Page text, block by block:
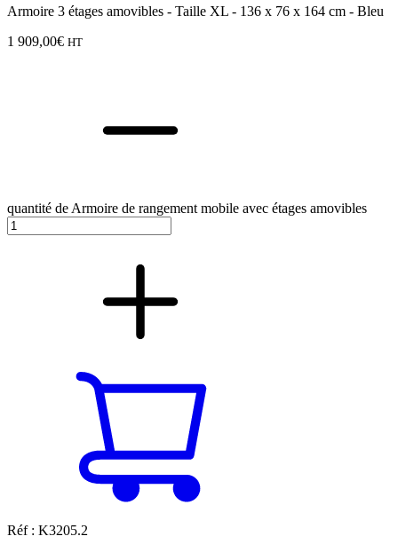
Armoire 3 étages amovibles - Taille XL - 136 x 76 x 164 cm - Bleu
1 909,00€ HT
quantité de Armoire de rangement mobile avec étages amovibles
Réf : K3205.2